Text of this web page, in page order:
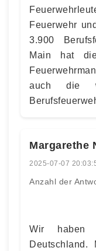
Feuerwehr
3.900
Main hat
auch die
Margarethe
2025-07-07
Anzahl der
Wir haben